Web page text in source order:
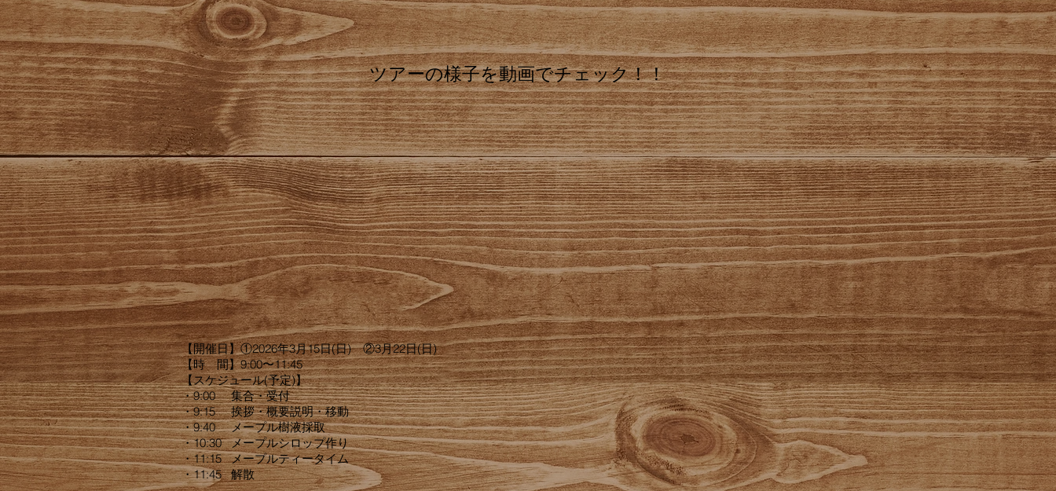
ツアーの様子を動画でチェック！！
【開催日】①2026年3月15日(日) ②3月22日(日)
【時 間】9:00〜11:45
【スケジュール(予定)】
・9:00 集合・受付
・9:15 挨拶・概要説明・移動
・9:40 メープル樹液採取
・10:30メープルシロップ作り
・11:15 メープルティータイム
・11:45 解散